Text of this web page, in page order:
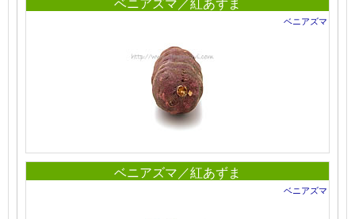
ベニアズマ
ベニアズマ／紅あずま
ベニアズマ